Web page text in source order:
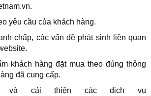
.
yêu cầu của khách hàng.
chấp, các vấn đề phát sinh liên quan
khách hàng đặt mua theo đúng thông
đã cung cấp.
cải thiện các dịch vụ